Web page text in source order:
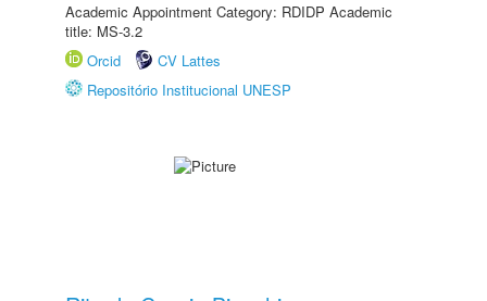
Academic Appointment Category: RDIDP Academic
title: MS-3.2
Orcid
CV Lattes
Repositório Institucional UNESP